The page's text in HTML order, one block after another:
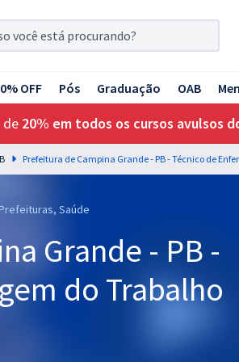
OFF Pós Graduação OAB
de 20% em todos os cursos avulsos
Saúde
Grande - PB -
do Trabalho